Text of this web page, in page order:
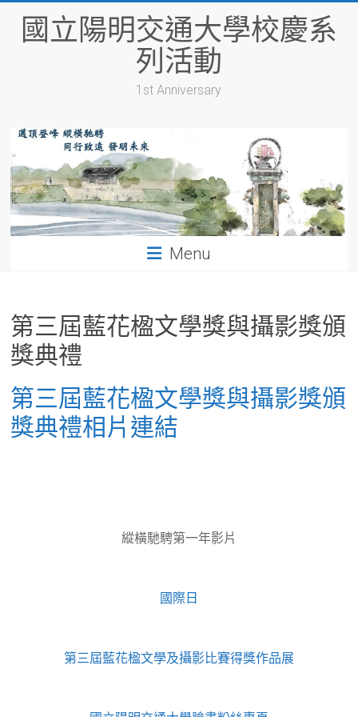
content國立陽明交通大學校慶系
列活動
1st Anniversary
Menu
第三屆藍花楹文學獎與攝影獎頒
獎典禮
第三屆藍花楹文學獎與攝影獎頒
獎典禮相片連結
縱橫馳騁第一年影片
國際日
第三屆藍花楹文學及攝影比賽得獎作品展